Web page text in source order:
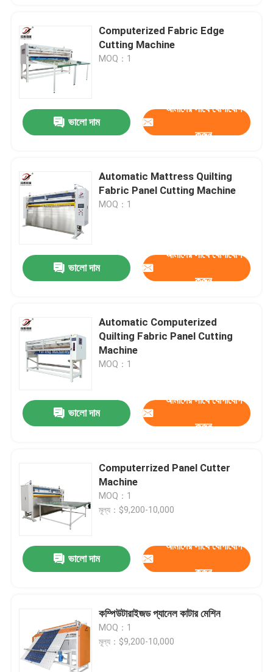
Computerized Fabric Edge
Cutting Machine
MOQ：1
ভালো দাম
আমাদের সাথে যোগাযোগ
করুন
Automatic Mattress Quilting
Fabric Panel Cutting Machine
MOQ：1
ভালো দাম
আমাদের সাথে যোগাযোগ
করুন
Automatic Computerized
Quilting Fabric Panel Cutting
Machine
MOQ：1
ভালো দাম
আমাদের সাথে যোগাযোগ
করুন
Computerrized Panel Cutter
Machine
MOQ：1
মূল্য：$9,200-10,000
ভালো দাম
আমাদের সাথে যোগাযোগ
করুন
কম্পিউটারাইজড প্যানেল কাটার মেশিন
MOQ：1
মূল্য：$9,200-10,000